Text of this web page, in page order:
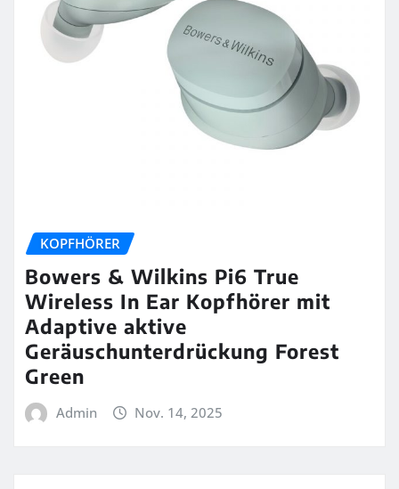
KOPFHÖRER
Bowers & Wilkins Pi6 True
Wireless In Ear Kopfhörer mit
Adaptive aktive
Geräuschunterdrückung Forest
Green
Admin Nov. 14, 2025